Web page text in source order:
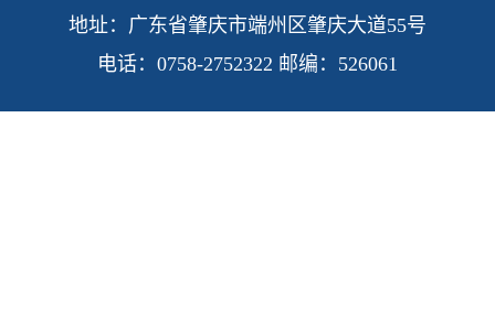
地址：广东省肇庆市端州区肇庆大道55号
电话：0758-2752322 邮编：526061